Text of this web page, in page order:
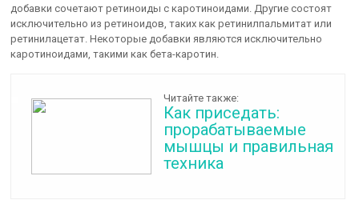
добавки сочетают ретиноиды с каротиноидами. Другие состоят
исключительно из ретиноидов, таких как ретинилпальмитат или
ретинилацетат. Некоторые добавки являются исключительно
каротиноидами, такими как бета-каротин.
Читайте также:
Как приседать:
прорабатываемые
мышцы и правильная
техника